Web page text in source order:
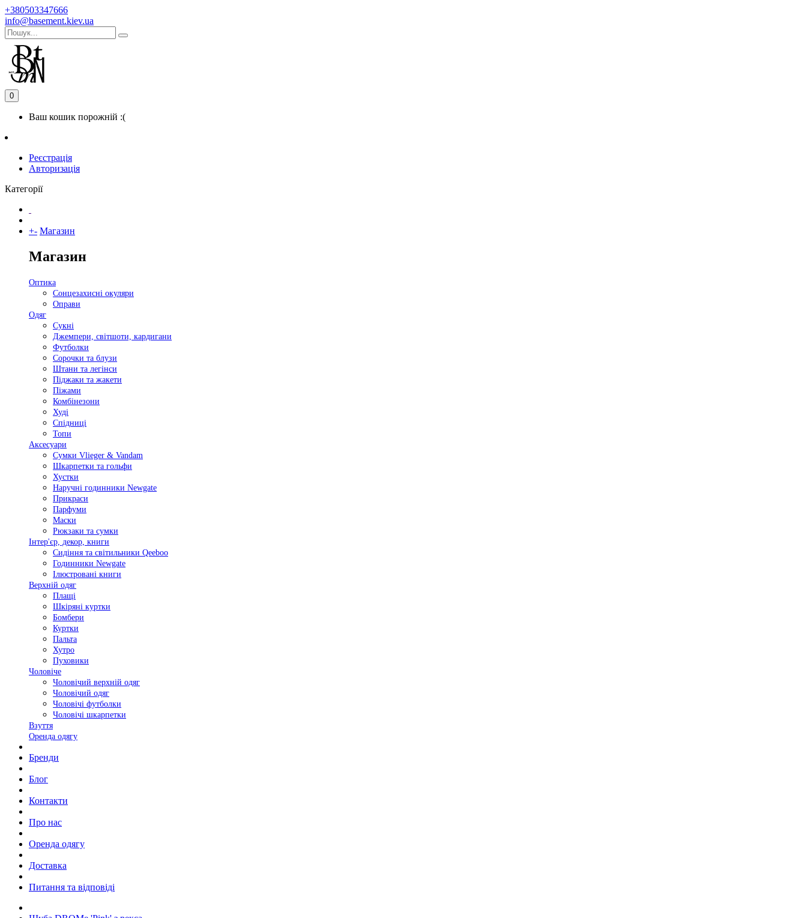
+380503347666
info@basement.kiev.ua
0
Ваш кошик порожній :(
Реєстрація
Авторизація
Категорії
+- Магазин
Магазин
Оптика
Сонцезахисні окуляри
Оправи
Одяг
Сукні
Джемпери, світшоти, кардигани
Футболки
Сорочки та блузи
Штани та легінси
Піджаки та жакети
Піжами
Комбінезони
Худі
Спідниці
Топи
Аксесуари
Сумки Vlieger & Vandam
Шкарпетки та гольфи
Хустки
Наручні годинники Newgate
Прикраси
Парфуми
Маски
Рюкзаки та сумки
Інтер'єр, декор, книги
Сидіння та світильники Qeeboo
Годинники Newgate
Ілюстровані книги
Верхній одяг
Плащі
Шкіряні куртки
Бомбери
Куртки
Пальта
Хутро
Пуховики
Чоловіче
Чоловічий верхній одяг
Чоловічий одяг
Чоловічі футболки
Чоловічі шкарпетки
Взуття
Оренда одягу
Бренди
Блог
Контакти
Про нас
Оренда одягу
Доставка
Питання та відповіді